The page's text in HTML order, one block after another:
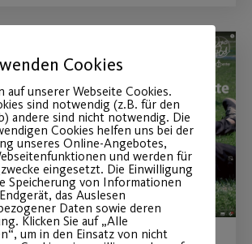
Cookies
auf unserer Webseite Cookies.
sind notwendig (z.B. für den
andere sind nicht notwendig. Die
Cookies helfen uns bei der
unseres Online-Angebotes,
und werden für
eingesetzt. Die Einwilligung
Speicherung von Informationen
das Auslesen
Daten sowie deren
Klicken Sie auf „Alle
um in den Einsatz von nicht